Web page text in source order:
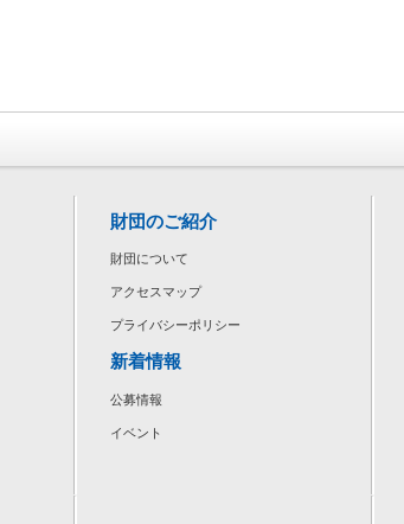
財団のご紹介
財団について
アクセスマップ
プライバシーポリシー
新着情報
公募情報
イベント